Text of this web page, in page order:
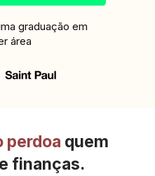
graduação em
área
perdoa quem
finanças.